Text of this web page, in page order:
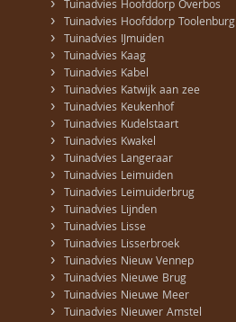
› Tuinadvies Hoofddorp Overbos
› Tuinadvies Hoofddorp Toolenburg
› Tuinadvies IJmuiden
› Tuinadvies Kaag
› Tuinadvies Kabel
› Tuinadvies Katwijk aan zee
› Tuinadvies Keukenhof
› Tuinadvies Kudelstaart
› Tuinadvies Kwakel
› Tuinadvies Langeraar
› Tuinadvies Leimuiden
› Tuinadvies Leimuiderbrug
› Tuinadvies Lijnden
› Tuinadvies Lisse
› Tuinadvies Lisserbroek
› Tuinadvies Nieuw Vennep
› Tuinadvies Nieuwe Brug
› Tuinadvies Nieuwe Meer
› Tuinadvies Nieuwer Amstel